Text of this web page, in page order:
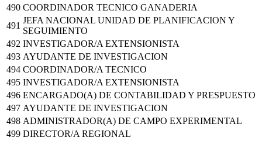
490 COORDINADOR TECNICO GANADERIA
491
JEFA NACIONAL UNIDAD DE PLANIFICACION Y
SEGUIMIENTO
492 INVESTIGADOR/A EXTENSIONISTA
493 AYUDANTE DE INVESTIGACION
494 COORDINADOR/A TECNICO
495 INVESTIGADOR/A EXTENSIONISTA
496 ENCARGADO(A) DE CONTABILIDAD Y PRESPUESTO
497 AYUDANTE DE INVESTIGACION
498 ADMINISTRADOR(A) DE CAMPO EXPERIMENTAL
499 DIRECTOR/A REGIONAL